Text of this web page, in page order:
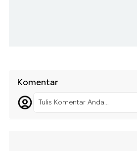
Komentar
Tulis Komentar Anda...